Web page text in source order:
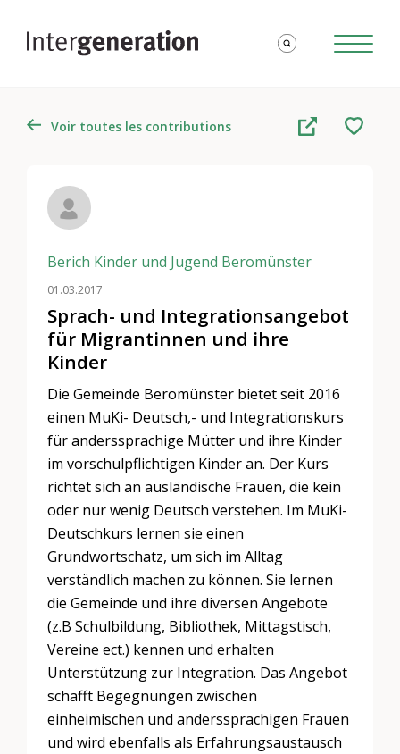
Voir toutes les contributions
Berich Kinder und Jugend Beromünster-
01.03.2017
Sprach- und Integrationsangebot
für Migrantinnen und ihre
Kinder
Die Gemeinde Beromünster bietet seit 2016
einen MuKi- Deutsch,- und Integrationskurs
für anderssprachige Mütter und ihre Kinder
im vorschulpflichtigen Kinder an. Der Kurs
richtet sich an ausländische Frauen, die kein
oder nur wenig Deutsch verstehen. Im MuKi-
Deutschkurs lernen sie einen
Grundwortschatz, um sich im Alltag
verständlich machen zu können. Sie lernen
die Gemeinde und ihre diversen Angebote
(z.B Schulbildung, Bibliothek, Mittagstisch,
Vereine ect.) kennen und erhalten
Unterstützung zur Integration. Das Angebot
schafft Begegnungen zwischen
einheimischen und anderssprachigen Frauen
und wird ebenfalls als Erfahrungsaustausch